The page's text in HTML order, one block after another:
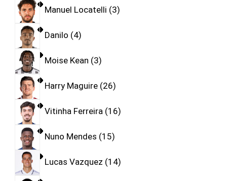
Manuel Locatelli 3
Danilo 4
Moise Kean 3
Harry Maguire 26
Vitinha Ferreira 16
Nuno Mendes 15
Lucas Vazquez 14